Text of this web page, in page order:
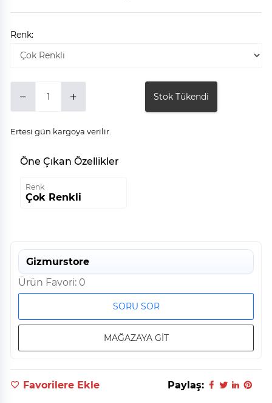
Renk:
Stok Tükendi
Ertesi gün kargoya verilir.
Öne Çıkan Özellikler
Renk
Çok Renkli
Gizmurstore
Ürün Favori: 0
SORU SOR
MAĞAZAYA GİT
Favorilere Ekle Paylaş: